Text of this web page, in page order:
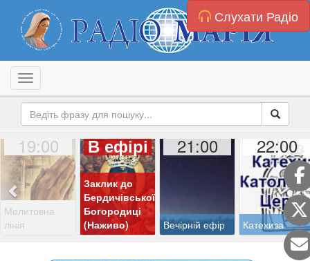
Слухати Радіо
Toggle navigation
19:00
Молитовна
лінія
В ефірі
Заклик до
Бердичівської
Богородиці
(Наживо)
21:00
Вечірній ефір
22:00
Катехиза